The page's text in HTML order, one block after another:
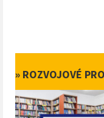
» ROZVOJOVÉ